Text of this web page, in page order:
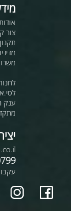
צור
תקנון
ענק